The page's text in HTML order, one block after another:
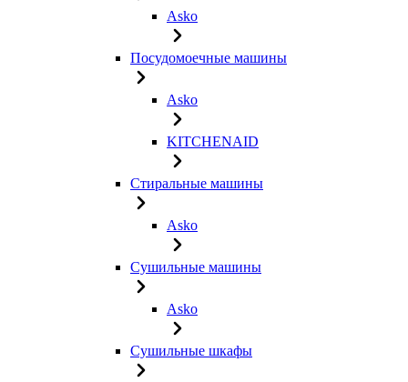
Asko
Посудомоечные машины
Asko
KITCHENAID
Стиральные машины
Asko
Сушильные машины
Asko
Сушильные шкафы